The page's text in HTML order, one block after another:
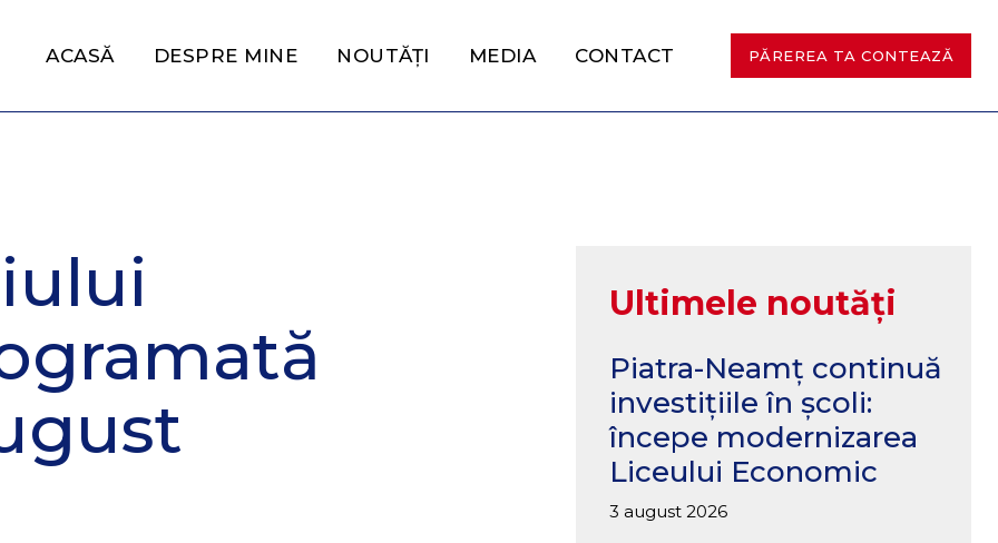
ACASĂ DESPRE MINE NOUTĂȚI MEDIA CONTACT PĂREREA TA CONTEAZĂ
Ultimele noutăți
Piatra-Neamț continuă
investițiile în școli:
începe modernizarea
Liceului Economic
3 august 2026